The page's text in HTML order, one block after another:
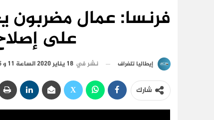
فرنسا: عمال مضربون
على
إيطاليا تلغراف نشر في 18 يناير 2020 الساعة 11 و 35 دقيقة
شارك